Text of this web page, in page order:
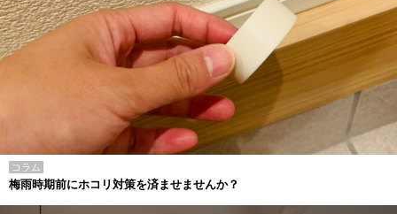
コラム
梅雨時期前にホコリ対策を済ませませんか？